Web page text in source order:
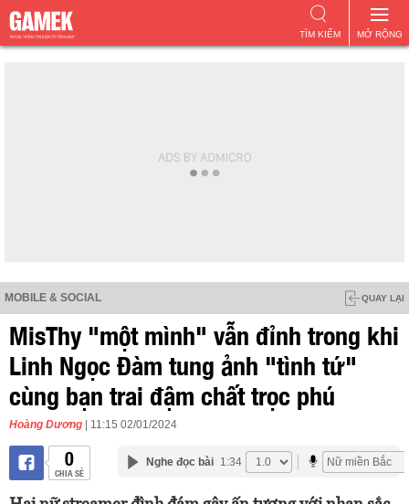
MỞ RỘNG
TÌM KIẾM
MOBILE & SOCIAL QUAY LẠI
MisThy "một mình" vẫn đỉnh trong khi
Linh Ngọc Đàm tung ảnh "tình tứ"
cùng bạn trai đậm chất trọc phú
Hoàng Dương | 11:15 02/01/2024
0
CHIA SẺ
Nghe đọc bài 1:34